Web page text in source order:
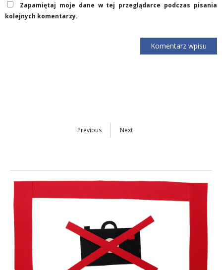
Zapamiętaj moje dane w tej przeglądarce podczas pisania
kolejnych komentarzy.
Previous Next